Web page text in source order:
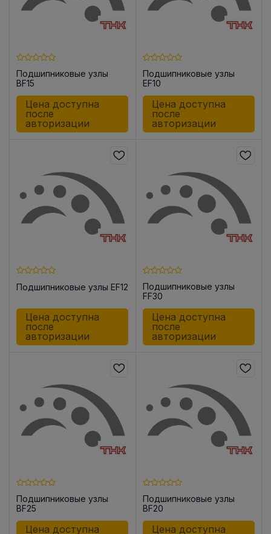
Подшипниковые узлы
BF15
Цена доступна
после
авторизации
Подшипниковые узлы
EF10
Цена доступна
после
авторизации
Подшипниковые узлы EF12
Цена доступна
после
авторизации
Подшипниковые узлы
FF30
Цена доступна
после
авторизации
Подшипниковые узлы
BF25
Цена доступна
Подшипниковые узлы
BF20
Цена доступна